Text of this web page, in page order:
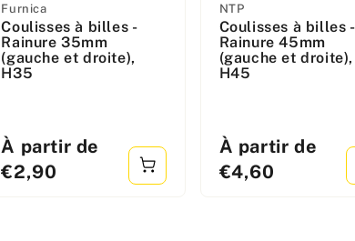
Fabricant
:
Furnica
Coulisses à billes -
Rainure 35mm
(gauche et droite),
H35
Prix
standard
À partir de
€2,90
Fabricant
:
NTP
Coulisses à billes -
Rainure 45mm
(gauche et droite),
H45
Prix
standard
À partir de
€4,60